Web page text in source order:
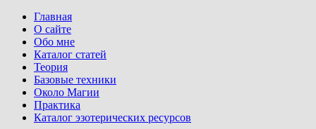
Главная
О сайте
Обо мне
Каталог статей
Теория
Базовые техники
Около Магии
Практика
Каталог эзотерических ресурсов